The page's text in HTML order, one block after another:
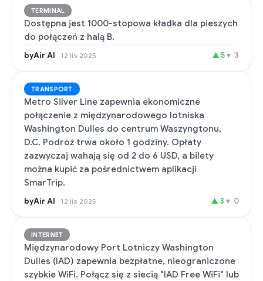
TERMINAL
Dostępna jest 1000-stopowa kładka dla pieszych
do połączeń z halą B.
byAir AI 12 lis 2025 ▲5▼ 3
TRANSPORT
Metro Silver Line zapewnia ekonomiczne
połączenie z międzynarodowego lotniska
Washington Dulles do centrum Waszyngtonu,
D.C. Podróż trwa około 1 godziny. Opłaty
zazwyczaj wahają się od 2 do 6 USD, a bilety
można kupić za pośrednictwem aplikacji
SmarTrip.
byAir AI 12 lis 2025 ▲ 3 ▼ 0
INTERNET
Międzynarodowy Port Lotniczy Washington
Dulles (IAD) zapewnia bezpłatne, nieograniczone
szybkie WiFi. Połącz się z siecią "IAD Free WiFi" lub